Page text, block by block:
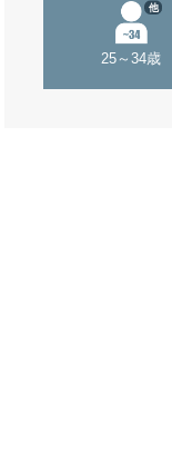
25～34歳
他